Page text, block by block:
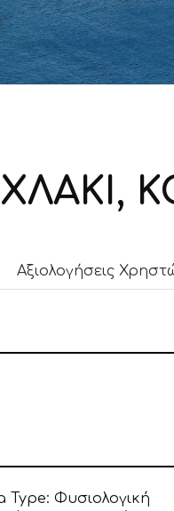
Αξιολογήσεις
Type:Φυσιολογική